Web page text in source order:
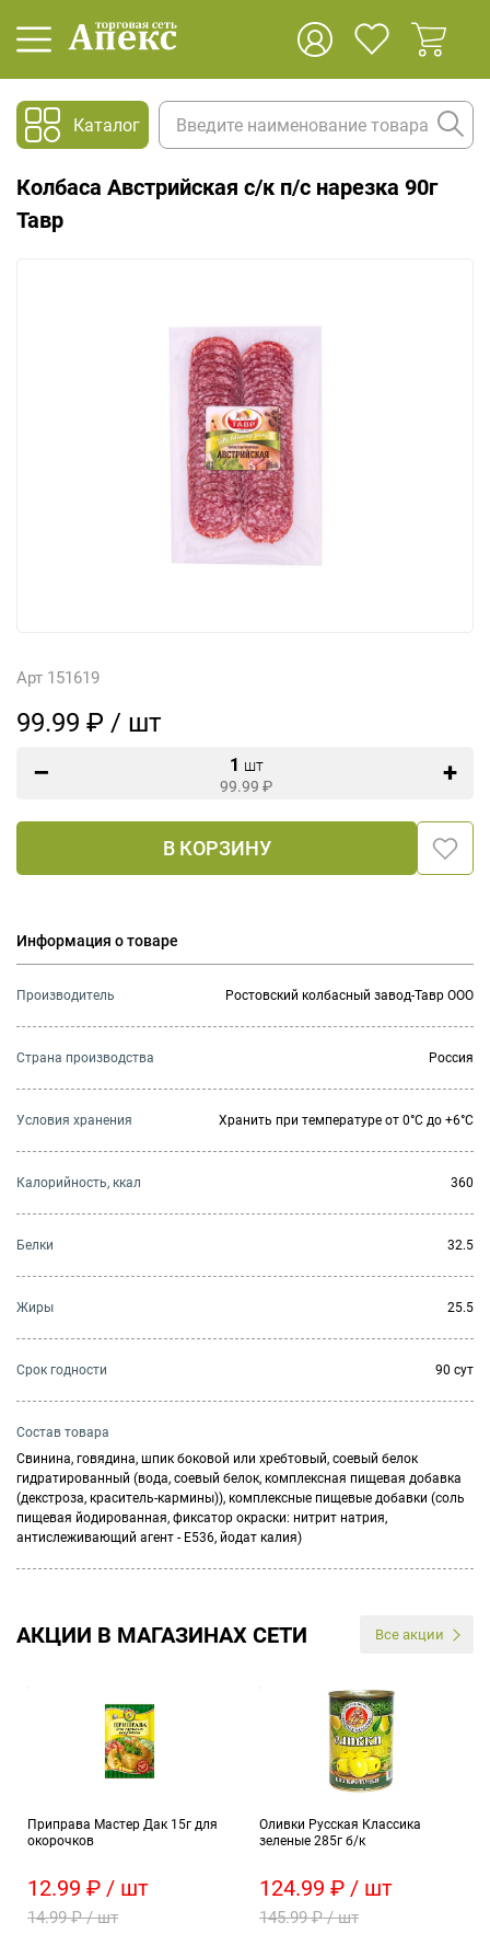
Каталог
Колбаса Австрийская с/к п/с нарезка 90г
Тавр
Арт 151619
99.99 ₽ / шт
1 шт
99.99 ₽
В КОРЗИНУ
Информация о товаре
Производитель Ростовский колбасный завод-Тавр ООО
Страна производства Россия
Условия хранения Хранить при температуре от 0°С до +6°С
Калорийность, ккал 360
Белки 32.5
Жиры 25.5
Cрок годности 90 сут
Состав товара
Свинина, говядина, шпик боковой или хребтовый, соевый белок
гидратированный (вода, соевый белок, комплексная пищевая добавка
(декстроза, краситель-кармины)), комплексные пищевые добавки (соль
пищевая йодированная, фиксатор окраски: нитрит натрия,
антислеживающий агент - Е536, йодат калия)
АКЦИИ В МАГАЗИНАХ СЕТИ Все акции
Приправа Мастер Дак 15г для
окорочков
12.99 ₽ / шт
14.99 ₽ / шт
Оливки Русская Классика
зеленые 285г б/к
124.99 ₽ / шт
145.99 ₽ / шт